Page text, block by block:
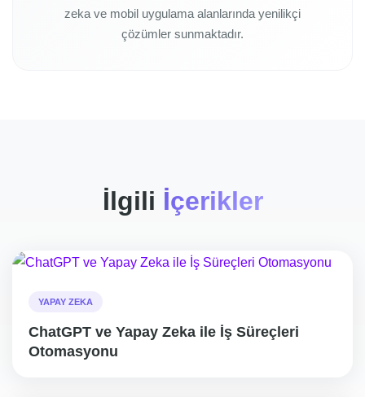
zeka ve mobil uygulama alanlarında yenilikçi
çözümler sunmaktadır.
İlgili İçerikler
YAPAY ZEKA
ChatGPT ve Yapay Zeka ile İş Süreçleri
Otomasyonu